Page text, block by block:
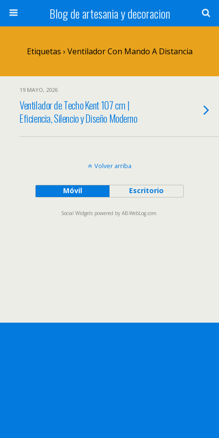
Blog de artesania y decoracion
Etiquetas › Ventilador Con Mando A Distancia
19 MAYO, 2026
Ventilador de Techo Kent 107 cm |
Eficiencia, Silencio y Diseño Moderno
Volver arriba
Móvil Escritorio
Social Widgets powered by AB-WebLog.com.